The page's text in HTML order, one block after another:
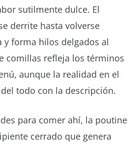
sutilmente dulce. El
derrite hasta volverse
y forma hilos delgados al
comillas refleja los términos
aunque la realidad en el
todo con la descripción.
para comer ahí, la poutine
cerrado que genera